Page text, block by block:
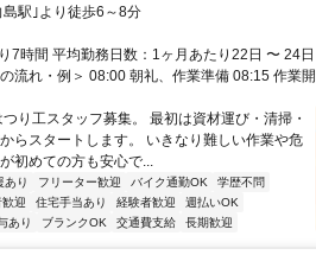
駅｣より徒歩6～8分
7時間 平均勤務日数：1ヶ月あたり22日 〜 24日
流れ・例＞ 08:00 朝礼、作業準備 08:15 作業開
り工スタッフ募集。 最初は資材運び・清掃・
らスタートします。 いきなり難しい作業や危
初めての方も安心で...
あり フリーター歓迎 バイク通勤OK
学歴不問
迎 住宅手当あり 経験者歓迎
週払いOK
あり ブランクOK 交通費支給 長期歓迎